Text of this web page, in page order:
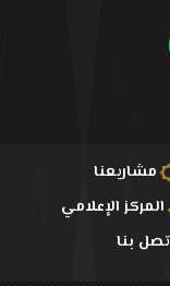
مشاريعنا
المركز الإعلامي
بنا